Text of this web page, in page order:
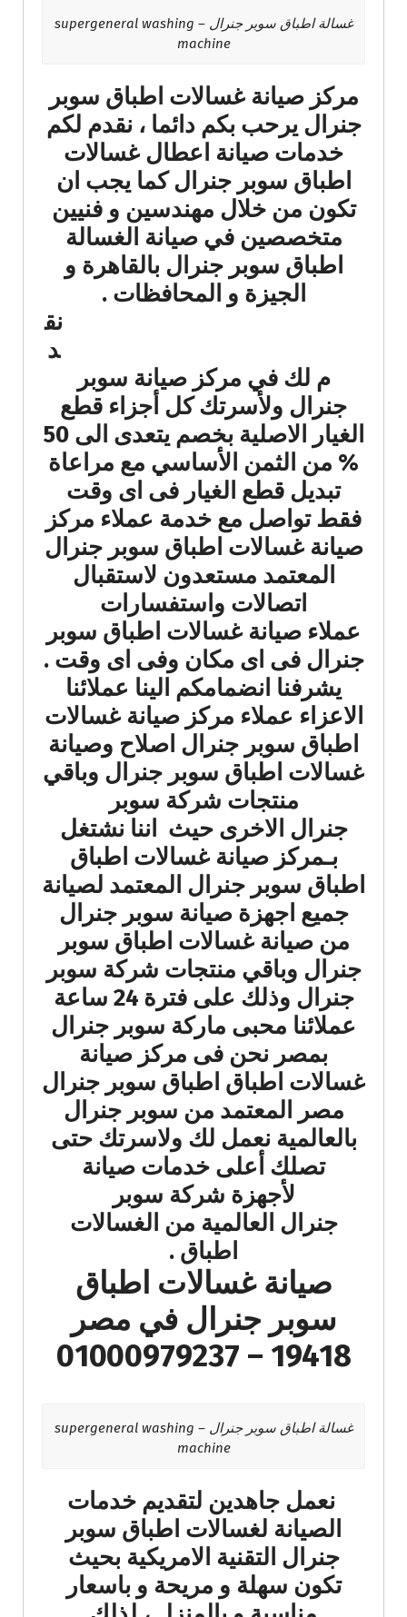
غسالة اطباق سوبر جنرال – supergeneral washing
machine
مركز صيانة غسالات اطباق سوبر
جنرال يرحب بكم دائما ، نقدم لكم
خدمات صيانة اعطال غسالات
اطباق سوبر جنرال كما يجب ان
تكون من خلال مهندسين و فنيين
متخصصين في صيانة الغسالة
اطباق سوبر جنرال بالقاهرة و
الجيزة و المحافظات .
نق
د
م لك في مركز صيانة سوبر
جنرال ولأسرتك كل أجزاء قطع
الغيار الاصلية بخصم يتعدى الى 50
% من الثمن الأساسي مع مراعاة
تبديل قطع الغيار فى اى وقت
فقط تواصل مع خدمة عملاء مركز
صيانة غسالات اطباق سوبر جنرال
المعتمد مستعدون لاستقبال
اتصالات واستفسارات
عملاء صيانة غسالات اطباق سوبر
جنرال فى اى مكان وفى اى وقت .
يشرفنا انضمامكم الينا عملائنا
الاعزاء عملاء مركز صيانة غسالات
اطباق سوبر جنرال اصلاح وصيانة
غسالات اطباق سوبر جنرال وباقي
منتجات شركة سوبر
جنرال الاخرى حيث اننا نشتغل
بـمركز صيانة غسالات اطباق
اطباق سوبر جنرال المعتمد لصيانة
جميع اجهزة صيانة سوبر جنرال
من صيانة غسالات اطباق سوبر
جنرال وباقي منتجات شركة سوبر
جنرال وذلك على فترة 24 ساعة
عملائنا محبى ماركة سوبر جنرال
بمصر نحن فى مركز صيانة
غسالات اطباق اطباق سوبر جنرال
مصر المعتمد من سوبر جنرال
بالعالمية نعمل لك ولاسرتك حتى
تصلك أعلى خدمات صيانة
لأجهزة شركة سوبر
جنرال العالمية من الغسالات
اطباق .
صيانة غسالات اطباق
سوبر جنرال في مصر
19418 – 01000979237
غسالة اطباق سوبر جنرال – supergeneral washing
machine
نعمل جاهدين لتقديم خدمات
الصيانة لغسالات اطباق سوبر
جنرال التقنية الامريكية بحيث
تكون سهلة و مريحة و باسعار